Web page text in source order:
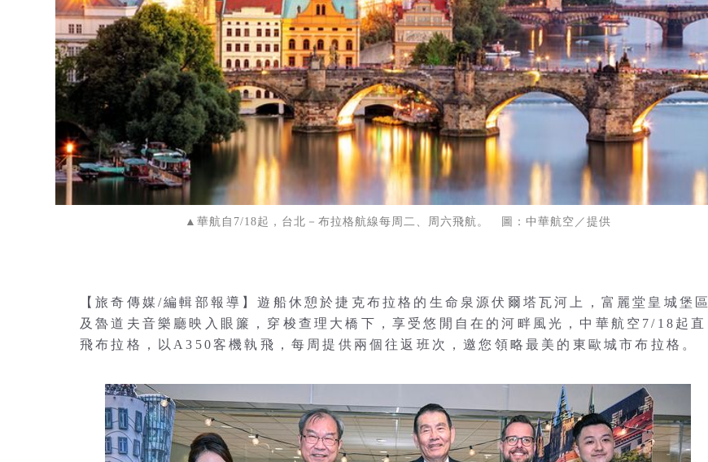
▲華航自7/18起，台北－布拉格航線每周二、周六飛航。 圖：中華航空／提供
【旅奇傳媒/編輯部報導】遊船休憩於捷克布拉格的生命泉源伏爾塔瓦河上，富麗堂皇城堡區
及魯道夫音樂廳映入眼簾，穿梭查理大橋下，享受悠閒自在的河畔風光，中華航空7/18起直
飛布拉格，以A350客機執飛，每周提供兩個往返班次，邀您領略最美的東歐城市布拉格。